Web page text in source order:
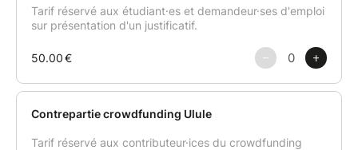
long du cours.
à chacun par mail après le cours.
Les tabliers, couteaux et autres ustensiles sont mis à
disposition durant le cours.
* Le cours pourrait être annulé si le nombre de 6